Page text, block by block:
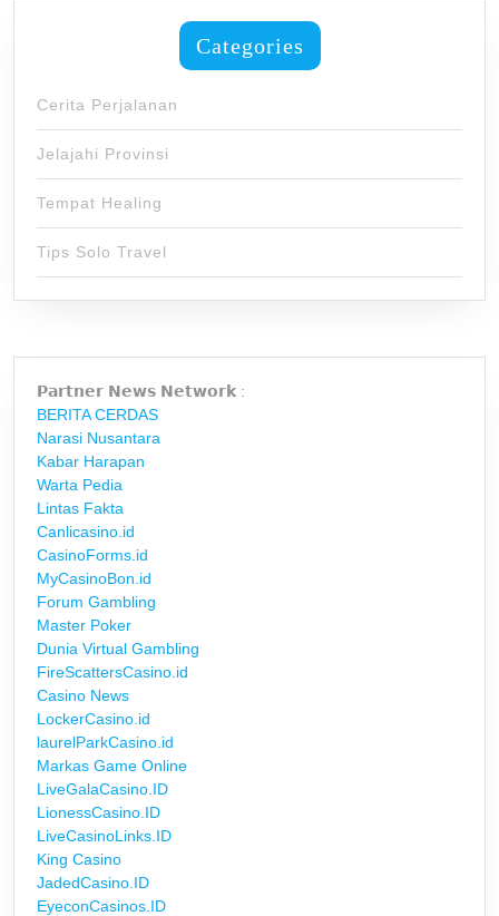
Categories
Cerita Perjalanan
Jelajahi Provinsi
Tempat Healing
Tips Solo Travel
𝗣𝗮𝗿𝘁𝗻𝗲𝗿 𝗡𝗲𝘄𝘀 𝗡𝗲𝘁𝘄𝗼𝗿𝗸 :
BERITA CERDAS
Narasi Nusantara
Kabar Harapan
Warta Pedia
Lintas Fakta
Canlicasino.id
CasinoForms.id
MyCasinoBon.id
Forum Gambling
Master Poker
Dunia Virtual Gambling
FireScattersCasino.id
Casino News
LockerCasino.id
laurelParkCasino.id
Markas Game Online
LiveGalaCasino.ID
LionessCasino.ID
LiveCasinoLinks.ID
King Casino
JadedCasino.ID
EyeconCasinos.ID